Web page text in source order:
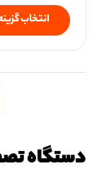
انتخاب
دستگاه